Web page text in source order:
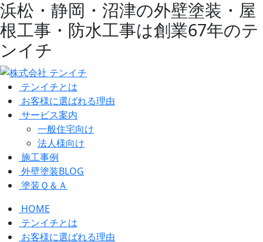
浜松・静岡・沼津の外壁塗装・屋
根工事・防水工事は創業67年のテ
ンイチ
テンイチとは
お客様に選ばれる理由
サービス案内
一般住宅向け
法人様向け
施工事例
外壁塗装BLOG
塗装Ｑ＆Ａ
HOME
テンイチとは
お客様に選ばれる理由